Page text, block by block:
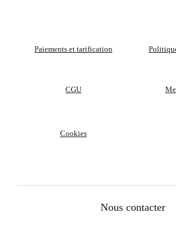
Paiements et tarification
CGU
Cookies
Nous contacter